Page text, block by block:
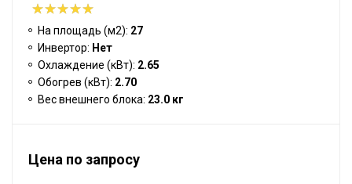
На площадь (м2): 27
Инвертор: Нет
Охлаждение (кВт): 2.65
Обогрев (кВт): 2.70
Вес внешнего блока: 23.0 кг
Цена по запросу